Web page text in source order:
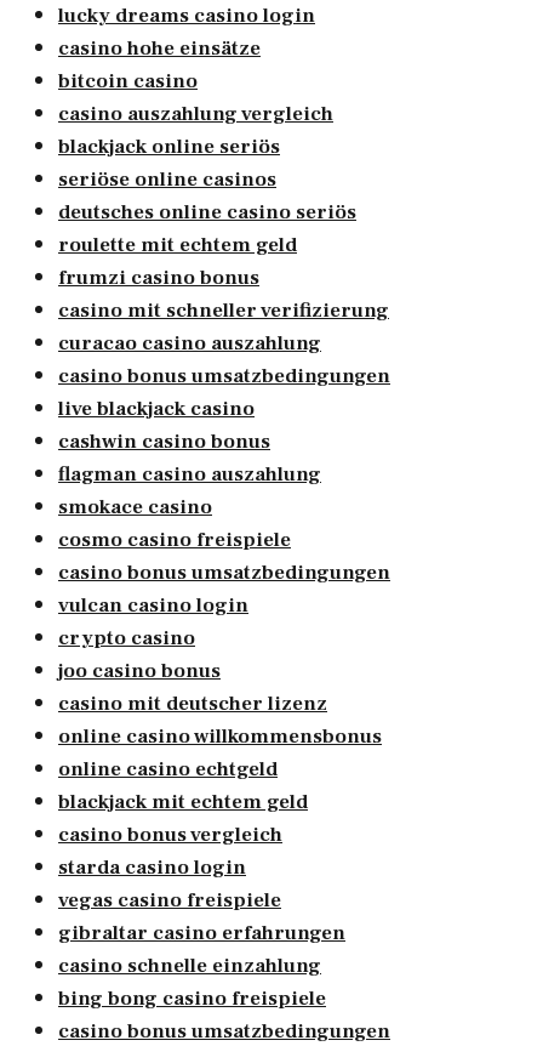
lucky dreams casino login
casino hohe einsätze
bitcoin casino
casino auszahlung vergleich
blackjack online seriös
seriöse online casinos
deutsches online casino seriös
roulette mit echtem geld
frumzi casino bonus
casino mit schneller verifizierung
curacao casino auszahlung
casino bonus umsatzbedingungen
live blackjack casino
cashwin casino bonus
flagman casino auszahlung
smokace casino
cosmo casino freispiele
casino bonus umsatzbedingungen
vulcan casino login
crypto casino
joo casino bonus
casino mit deutscher lizenz
online casino willkommensbonus
online casino echtgeld
blackjack mit echtem geld
casino bonus vergleich
starda casino login
vegas casino freispiele
gibraltar casino erfahrungen
casino schnelle einzahlung
bing bong casino freispiele
casino bonus umsatzbedingungen